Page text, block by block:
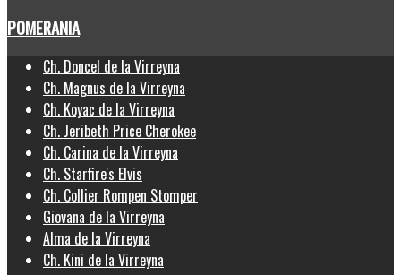
POMERANIA
Ch. Doncel de la Virreyna
Ch. Magnus de la Virreyna
Ch. Koyac de la Virreyna
Ch. Jeribeth Price Cherokee
Ch. Carina de la Virreyna
Ch. Starfire's Elvis
Ch. Collier Rompen Stomper
Giovana de la Virreyna
Alma de la Virreyna
Ch. Kini de la Virreyna